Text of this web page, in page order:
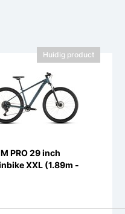
Huidig product
PRO 29 inch
XXL (1.89m -